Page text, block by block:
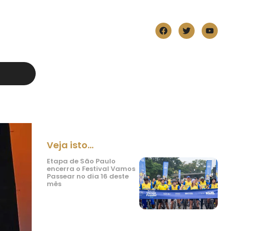
Veja isto...
Etapa de São Paulo
encerra o Festival Vamos
Passear no dia 16 deste
mês